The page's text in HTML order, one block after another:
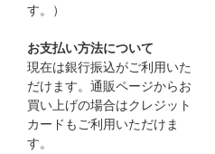
す。）
お支払い方法について
現在は銀行振込がご利用いた
だけます。通販ページからお
買い上げの場合はクレジット
カードもご利用いただけま
す。